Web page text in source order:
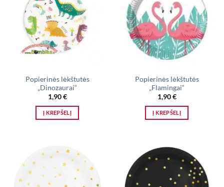
Popierinės lėkštutės
„Dinozaurai“
1,90€
Į KREPŠELĮ
Popierinės lėkštutės
„Flamingai“
1,90€
Į KREPŠELĮ